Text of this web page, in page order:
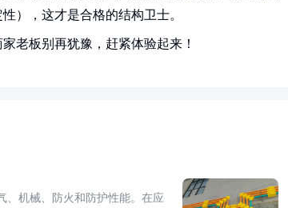
），这才是合格的结构卫士。
老板别再犹豫，赶紧体验起来！
、机械、防火和防护性能。在应